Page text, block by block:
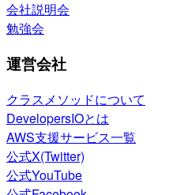
会社説明会
勉強会
運営会社
クラスメソッドについて
DevelopersIOとは
AWS支援サービス一覧
公式X(Twitter)
公式YouTube